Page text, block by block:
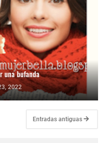
una bufanda
2022
Entradas antiguas